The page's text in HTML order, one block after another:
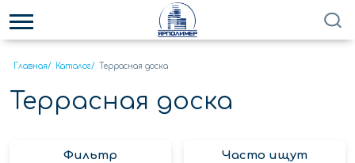
Главная/ Каталог/ Террасная доска
Террасная доска
Фильтр Часто ищут